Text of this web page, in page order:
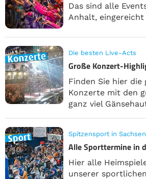
Das sind alle
Anhalt, eingereicht
Die besten Live-Acts
Große Konzert-
Finden Sie hier die
Konzerte mit den
ganz viel
Spitzensport in
Alle Sporttermine in
Hier alle
unserer